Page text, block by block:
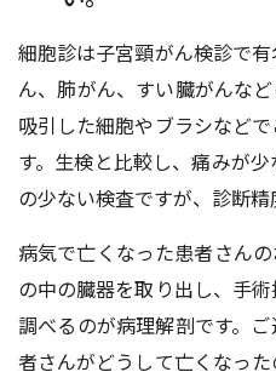
細胞診は⼦宮頸がん検診で
ん、肺がん、すい臓がんな
吸引した細胞やブラシなど
す。⽣検と⽐較し、痛みが
の少ない検査ですが、診断精
病気で亡くなった患者さん
の中の臓器を取り出し、⼿
調べるのが病理解剖です。
者さんがどうして亡くなっ